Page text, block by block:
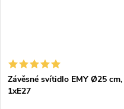
Závěsné svítidlo EMY Ø25 cm,
1xE27